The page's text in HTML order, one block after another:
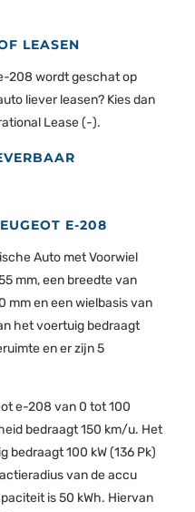
LEASEN
208 wordt geschat op
liever leasen? Kies dan
Lease (-).
E-208
Auto met Voorwiel
mm, een breedte van
mm en een wielbasis van
het voertuig bedraagt
en er zijn 5
e-208 van 0 tot 100
bedraagt 150 km/u. Het
100 kW (136 Pk)
van de accu
is 50 kWh. Hiervan